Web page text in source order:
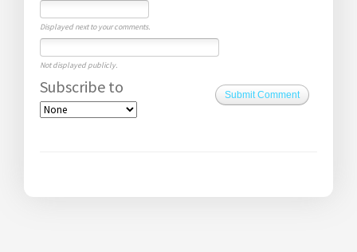
Displayed next to your comments.
Not displayed publicly.
Submit Comment
Subscribe to